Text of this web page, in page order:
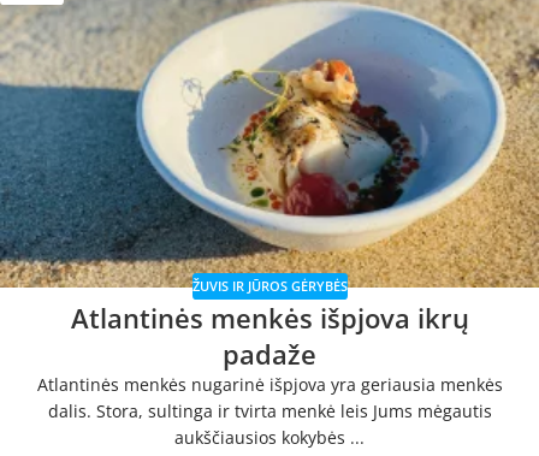
ŽUVIS IR JŪROS GĖRYBĖS
Atlantinės menkės išpjova ikrų
padaže
Atlantinės menkės nugarinė išpjova yra geriausia menkės
dalis. Stora, sultinga ir tvirta menkė leis Jums mėgautis
aukščiausios kokybės ...